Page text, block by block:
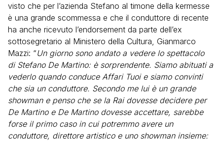
visto che per l’azienda Stefano al timone della kermesse
è una grande scommessa e che il conduttore di recente
ha anche ricevuto l’endorsement da parte dell’ex
sottosegretario al Ministero della Cultura, Gianmarco
Mazzi: “Un giorno sono andato a vedere lo spettacolo
di Stefano De Martino: è sorprendente. Siamo abituati a
vederlo quando conduce Affari Tuoi e siamo convinti
che sia un conduttore. Secondo me lui è un grande
showman e penso che se la Rai dovesse decidere per
De Martino e De Martino dovesse accettare, sarebbe
forse il primo caso in cui potremmo avere un
conduttore, direttore artistico e uno showman insieme: